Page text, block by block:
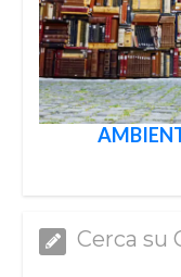
Cerca su